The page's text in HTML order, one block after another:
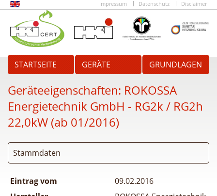
Impressum Datenschutz Disclaimer
STARTSEITE GERÄTE GRUNDLAGEN
Geräteeigenschaften: ROKOSSA
Energietechnik GmbH - RG2k / RG2h
22,0kW (ab 01/2016)
Stammdaten
Eintrag vom
09.02.2016